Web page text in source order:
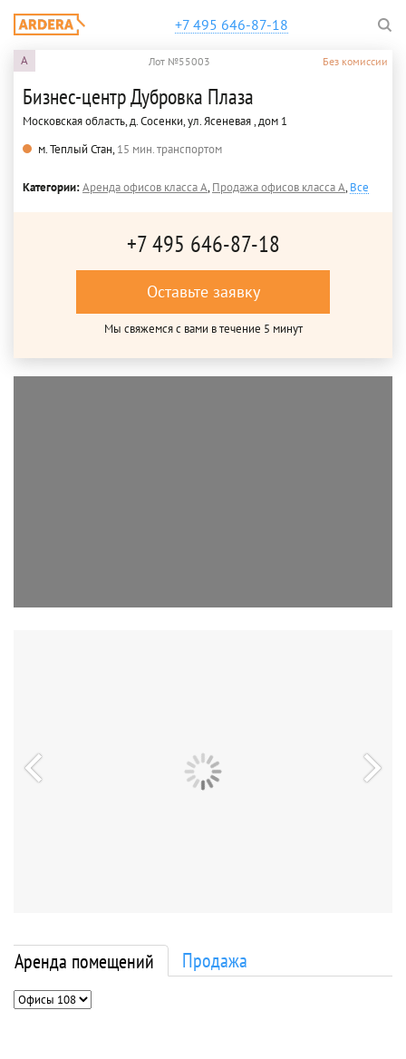
+7 495 646-87-18
A Лот №55003 Без комиссии
Бизнес-центр Дубровка Плаза
Московская область, д. Сосенки, ул. Ясеневая , дом 1
м. Теплый Стан,15 мин. транспортом
Категории:Аренда офисов класса A,Продажа офисов класса A,Все
+7 495 646-87-18
Оставьте заявку
Мы свяжемся с вами в течение 5 минут
Аренда помещений Продажа